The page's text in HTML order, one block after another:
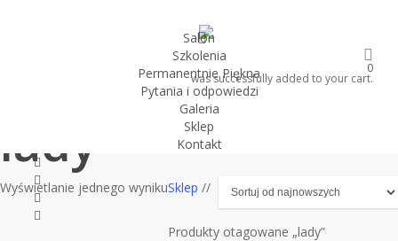
Salon
Szkolenia
Permanentnie Piękna
Pytania i odpowiedzi
Galeria
Sklep
Kontakt
twitter
facebook
youtube
instagram
search
0
was successfully added to your cart.
lady
Wyświetlanie jednego wynikuSklep //
Produkty otagowane „lady”